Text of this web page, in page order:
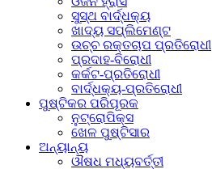
ସୁସ୍ଥ ବାର୍ଦ୍ଧକ୍ୟ
ଖାଦ୍ୟ ସପ୍ଲିମେଣ୍ଟ
ଉଚ୍ଚ ରକ୍ତଚାପ ପ୍ରତିରୋଧୀ
ପ୍ରଦାହ-ବିରୋଧୀ
କର୍କଟ-ପ୍ରତିରୋଧୀ
ବାର୍ଦ୍ଧକ୍ୟ-ପ୍ରତିରୋଧୀ
ପୁଷ୍ଟିକର ପରିପୂରକ
ନୁଟ୍ରୋପିକ୍ସ
ଖେଳ ପୁଷ୍ଟିସାର
ଅନ୍ୟାନ୍ୟ
ଔଷଧ ମଧ୍ୟବର୍ତ୍ତୀ